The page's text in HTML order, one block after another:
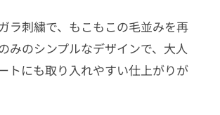
ラ刺繍で、もこもこの毛並みを再
みのシンプルなデザインで、大人
トにも取り入れやすい仕上がりが